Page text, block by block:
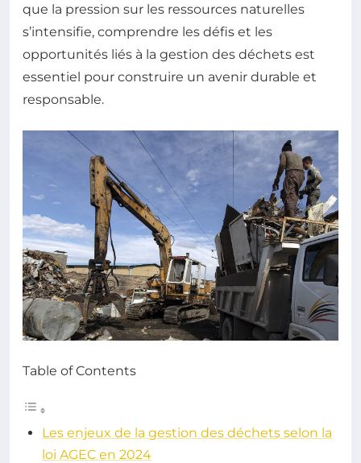
que la pression sur les ressources naturelles
s’intensifie, comprendre les défis et les
opportunités liés à la gestion des déchets est
essentiel pour construire un avenir durable et
responsable.
Table of Contents
Les enjeux de la gestion des déchets selon la
loi AGEC en 2024